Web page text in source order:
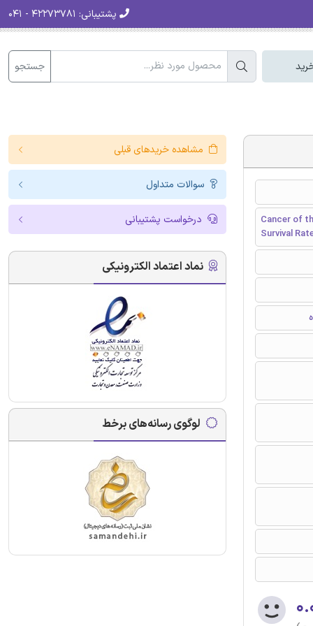
پشتیبانی:
جستجو
Cancer of
Survival
مشاهده خریدهای قبلی
سوالات متداول
درخواست پشتیبانی
نماد اعتماد الکترونیکی
لوگوی رسانه‌های برخط